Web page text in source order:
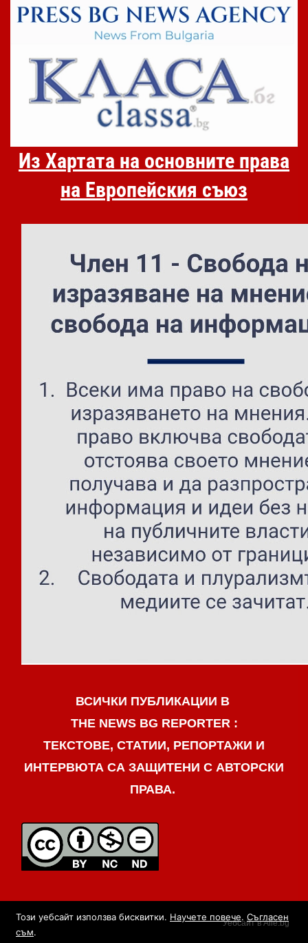
Из Хартата на основните права
на Европейския съюз
ВСИЧКИ ПУБЛИКАЦИИ В
THE NEWS BG REPORTER :
ТЕКСТОВЕ, СТАТИИ, РЕПОРТАЖИ И
ИНТЕРВЮТА СА ЗАЩИТЕНИ С АВТОРСКИ
ПРАВА.
Уебсайт в Alle.bg
Този уебсайт използва бисквитки. Научете повече. Съгласен
съм.